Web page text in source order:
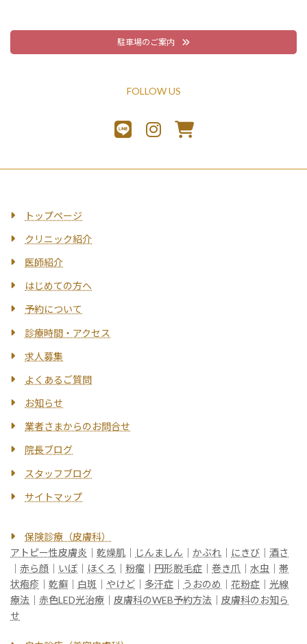
駐車場のご案内
FOLLOW US
トップページ
クリニック紹介
医師紹介
はじめての方へ
予約について
診療時間・アクセス
求人募集
よくあるご質問
お知らせ
業者さまからのお問合せ
院長ブログ
スタッフブログ
サイトマップ
保険診療（皮膚科）
アトピー性皮膚炎
乾燥肌 じんましん かぶれ にきび
酒さ
赤ら顔 いぼ ほくろ 粉瘤 円形脱毛症 巻き爪 水虫
帯
状疱疹
乾癬 白斑 やけど 多汗症 うおのめ 花粉症
光線
療法
赤色LED光治療 皮膚科のWEB予約方法
皮膚科のお知ら
せ